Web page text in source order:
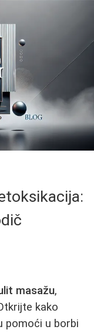
masažu,
kako
pomoći u borbi